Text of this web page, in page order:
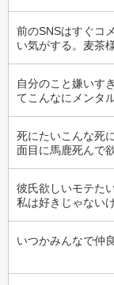
前のSNSはすぐコ
い気がする。麦茶
自分のこと嫌いす
てこんなにメンタ
死にたいこんな死
面目に馬鹿死んで
彼氏欲しいモテた
私は好きじゃない
いつかみんなで仲